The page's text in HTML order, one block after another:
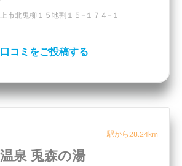
市北鬼柳１５地割１５−１７４−１
口コミをご投稿する
駅から28.24km
泉 兎森の湯